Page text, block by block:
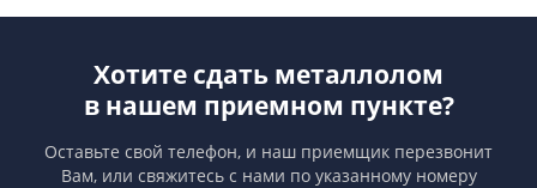
Хотите сдать металлолом
в нашем приемном пункте?
Оставьте свой телефон, и наш приемщик перезвонит
Вам, или свяжитесь с нами по указанному номеру